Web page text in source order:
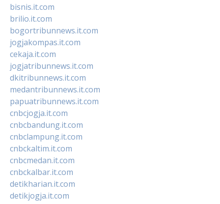
bisnis.it.com
brilio.it.com
bogortribunnews.it.com
jogjakompas.it.com
cekaja.it.com
jogjatribunnews.it.com
dkitribunnews.it.com
medantribunnews.it.com
papuatribunnews.it.com
cnbcjogja.it.com
cnbcbandung.it.com
cnbclampung.it.com
cnbckaltim.it.com
cnbcmedan.it.com
cnbckalbar.it.com
detikharian.it.com
detikjogja.it.com